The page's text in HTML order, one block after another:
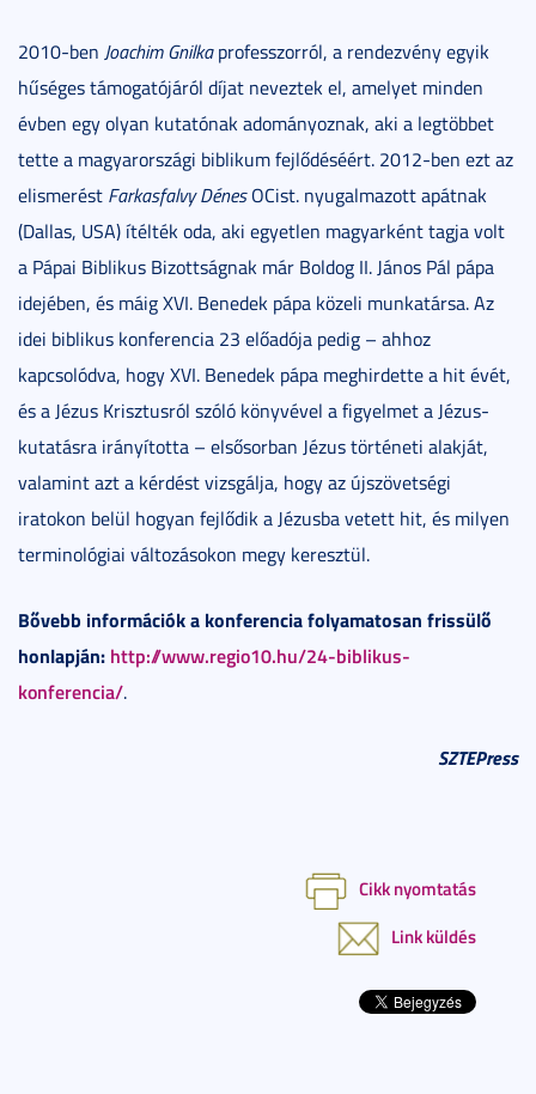
2010-ben Joachim Gnilkaprofesszorról, a rendezvény egyik
hűséges támogatójáról díjat neveztek el, amelyet minden
évben egy olyan kutatónak adományoznak, aki a legtöbbet
tette a magyarországi biblikum fejlődéséért. 2012-ben ezt az
elismerést Farkasfalvy DénesOCist. nyugalmazott apátnak
(Dallas, USA) ítélték oda, aki egyetlen magyarként tagja volt
a Pápai Biblikus Bizottságnak már Boldog II. János Pál pápa
idejében, és máig XVI. Benedek pápa közeli munkatársa. Az
idei biblikus konferencia 23 előadója pedig – ahhoz
kapcsolódva, hogy XVI. Benedek pápa meghirdette a hit évét,
és a Jézus Krisztusról szóló könyvével a figyelmet a Jézus-
kutatásra irányította – elsősorban Jézus történeti alakját,
valamint azt a kérdést vizsgálja, hogy az újszövetségi
iratokon belül hogyan fejlődik a Jézusba vetett hit, és milyen
terminológiai változásokon megy keresztül.
Bővebb információk a konferencia folyamatosan frissülő
honlapján: http://www.regio10.hu/24-biblikus-
konferencia/.
SZTEPress
Cikk nyomtatás
Link küldés